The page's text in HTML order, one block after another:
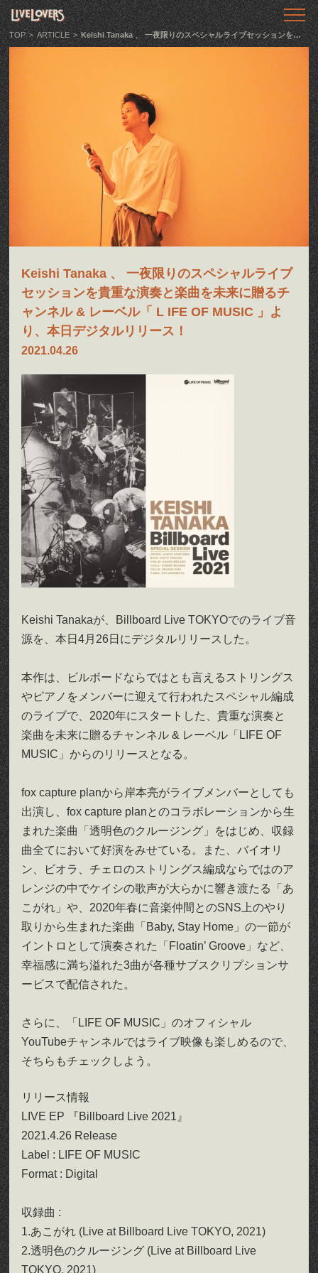
TOP
トップ
SHOWS
ライブ情報
LLTV
動画番組
PODCAST
音声番組
ARTICLE
記事
TOP > ARTICLE > Keishi Tanaka 、 一夜限りのスペシャルライブセッションを貴重な演奏と楽曲を未来に贈るチャンネル & レーベル「 L IFE OF MUSIC 」より、本日デジタルリリース！
Keishi Tanaka 、 一夜限りのスペシャルライブ
セッションを貴重な演奏と楽曲を未来に贈るチ
ャンネル & レーベル「 L IFE OF MUSIC 」よ
り、本日デジタルリリース！
2021.04.26
Keishi Tanakaが、Billboard Live TOKYOでのライブ音
源を、本日4月26日にデジタルリリースした。
本作は、ビルボードならではとも言えるストリングス
やピアノをメンバーに迎えて行われたスペシャル編成
のライブで、2020年にスタートした、貴重な演奏と
楽曲を未来に贈るチャンネル & レーベル「LIFE OF
MUSIC」からのリリースとなる。
fox capture planから岸本亮がライブメンバーとしても
出演し、fox capture planとのコラボレーションから生
まれた楽曲「透明色のクルージング」をはじめ、収録
曲全てにおいて好演をみせている。また、バイオリ
ン、ビオラ、チェロのストリングス編成ならではのア
レンジの中でケイシの歌声が大らかに響き渡たる「あ
こがれ」や、2020年春に音楽仲間とのSNS上のやり
取りから生まれた楽曲「Baby, Stay Home」の一節が
イントロとして演奏された「Floatin’ Groove」など、
幸福感に満ち溢れた3曲が各種サブスクリプションサ
ービスで配信された。
さらに、「LIFE OF MUSIC」のオフィシャル
YouTubeチャンネルではライブ映像も楽しめるので、
そちらもチェックしよう。
リリース情報
LIVE EP 『Billboard Live 2021』
2021.4.26 Release
Label : LIFE OF MUSIC
Format : Digital
収録曲 :
1.あこがれ (Live at Billboard Live TOKYO, 2021)
2.透明色のクルージング (Live at Billboard Live
TOKYO, 2021)